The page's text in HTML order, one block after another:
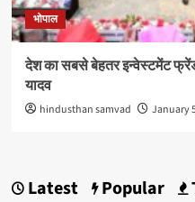
भोपाल
देश का सबसे बेहतर इन्वेस्टमेंट
यादव
hindusthan samvad January
Latest Popular